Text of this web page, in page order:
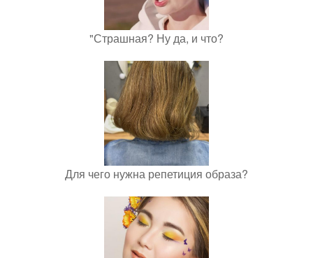
"Страшная? Ну да, и что?
Для чего нужна репетиция образа?